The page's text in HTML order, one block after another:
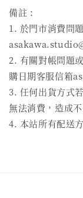
備註 :
1. 於門市消費問
2. 有關對帳問題
購日期客服信箱
3. 任何出貨方式
無法消費，造成
4. 本站所有配送